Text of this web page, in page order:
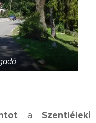
a Szentléleki